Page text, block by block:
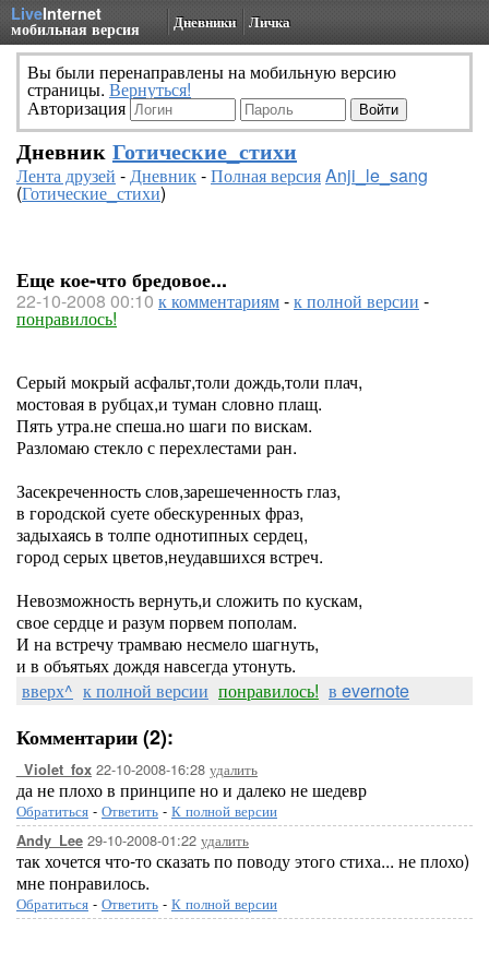
LiveInternet
мобильная версия Дневники Личка
Вы были перенаправлены на мобильную версию
страницы. Вернуться!
Авторизация
Дневник Готические_стихи
Лента друзей -Дневник-Полная версияAnji_le_sang
(Готические_стихи)
Еще кое-что бредовое...
22-10-2008 00:10 к комментариям-к полной версии -
понравилось!
Серый мокрый асфальт,толи дождь,толи плач,
мостовая в рубцах,и туман словно плащ.
Пять утра.не спеша.но шаги по вискам.
Разломаю стекло с перехлестами ран.
Засекреченность слов,зарешеченность глаз,
в городской суете обескуренных фраз,
задыхаясь в толпе однотипных сердец,
город серых цветов,неудавшихся встреч.
Невозможность вернуть,и сложить по кускам,
свое сердце и разум порвем пополам.
И на встречу трамваю несмело шагнуть,
и в объятьях дождя навсегда утонуть.
вверх^ к полной версии понравилось! в evernote
Комментарии (2):
_Violet_fox 22-10-2008-16:28 удалить
да не плохо в принципе но и далеко не шедевр
Обратиться - Ответить - К полной версии
Andy_Lee 29-10-2008-01:22 удалить
так хочется что-то сказать по поводу этого стиха... не плохо)
мне понравилось.
Обратиться - Ответить - К полной версии